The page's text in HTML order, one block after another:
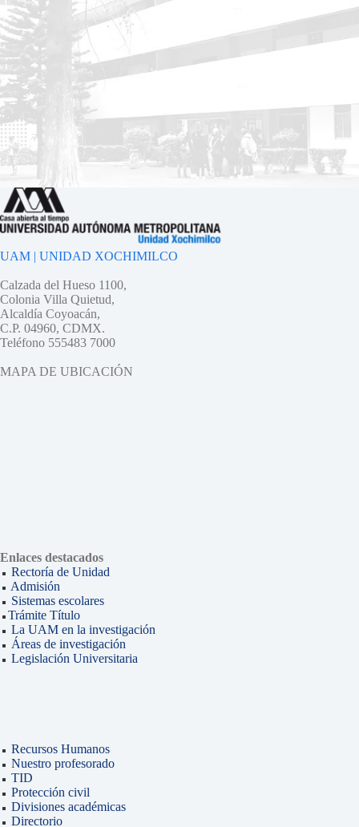
UAM | UNIDAD XOCHIMILCO
Calzada del Hueso 1100,
Colonia Villa Quietud,
Alcaldía Coyoacán,
C.P. 04960, CDMX.
Teléfono 555483 7000
MAPA DE UBICACIÓN
Enlaces destacados
Rectoría de Unidad
Admisión
Sistemas escolares
Trámite Título
La UAM en la investigación
Áreas de investigación
Legislación Universitaria
Recursos Humanos
Nuestro profesorado
TID
Protección civil
Divisiones académicas
Directorio